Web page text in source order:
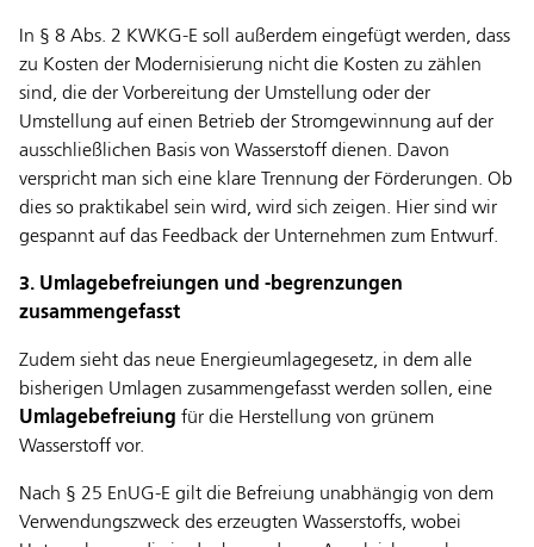
In § 8 Abs. 2 KWKG-E soll außerdem eingefügt werden, dass
zu Kosten der Modernisierung nicht die Kosten zu zählen
sind, die der Vorbereitung der Umstellung oder der
Umstellung auf einen Betrieb der Stromgewinnung auf der
ausschließlichen Basis von Wasserstoff dienen. Davon
verspricht man sich eine klare Trennung der Förderungen. Ob
dies so praktikabel sein wird, wird sich zeigen. Hier sind wir
gespannt auf das Feedback der Unternehmen zum Entwurf.
3. Umlagebefreiungen und -begrenzungen
zusammengefasst
Zudem sieht das neue Energieumlagegesetz, in dem alle
bisherigen Umlagen zusammengefasst werden sollen, eine
Umlagebefreiung für die Herstellung von grünem
Wasserstoff vor.
Nach § 25 EnUG-E gilt die Befreiung unabhängig von dem
Verwendungszweck des erzeugten Wasserstoffs, wobei